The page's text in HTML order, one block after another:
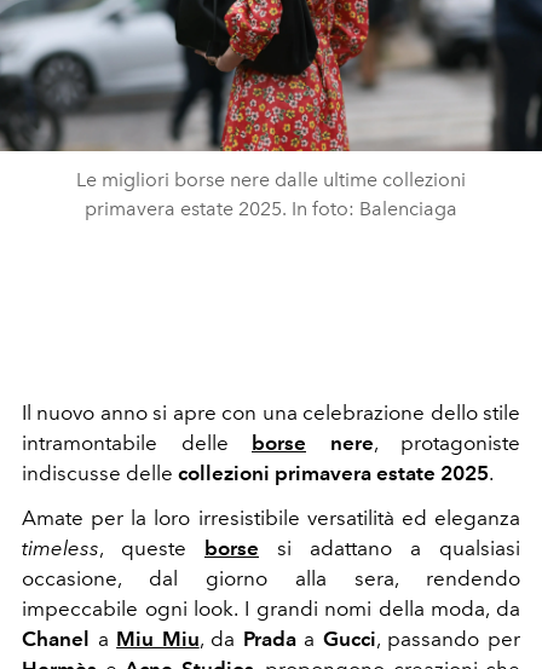
Le migliori borse nere dalle ultime collezioni
primavera estate 2025. In foto: Balenciaga
Il nuovo anno si apre con una celebrazione dello stile
intramontabile delle borse nere, protagoniste
indiscusse delle collezioni primavera estate 2025.
Amate per la loro irresistibile versatilità ed eleganza
timeless, queste borse si adattano a qualsiasi
occasione, dal giorno alla sera, rendendo
impeccabile ogni look. I grandi nomi della moda, da
Chanel a Miu Miu, da Pradaa Gucci, passando per